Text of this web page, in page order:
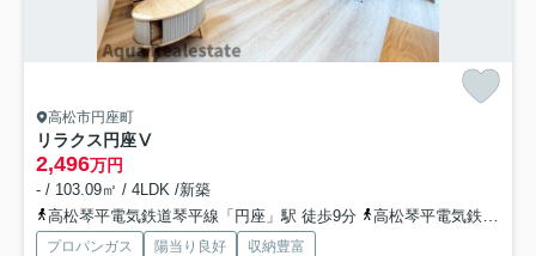
高松市円座町
リラクス円座Ⅴ
2,496万円
- / 103.09㎡ / 4LDK /新築
高松琴平電気鉄道琴平線「円座」駅 徒歩9分
高松琴平電気鉄道琴平線「一宮」駅 徒歩25分
プロパンガス 陽当り良好
収納豊富